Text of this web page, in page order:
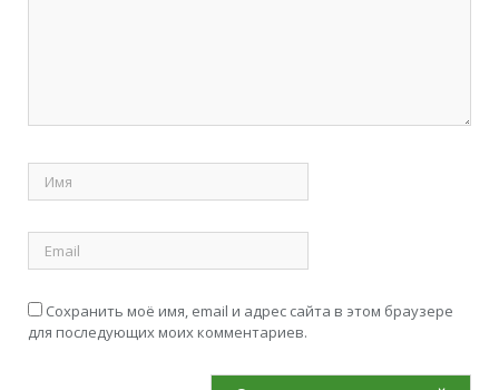
Сохранить моё имя, email и адрес сайта в этом браузере
для последующих моих комментариев.